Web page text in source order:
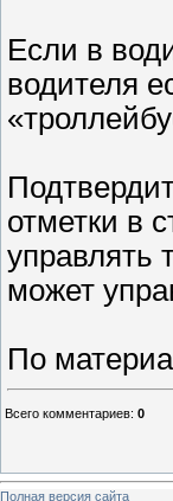
Если в
водителя
отметки в
управлять
может
По
Всего комментариев: 0
Полная версия сайта